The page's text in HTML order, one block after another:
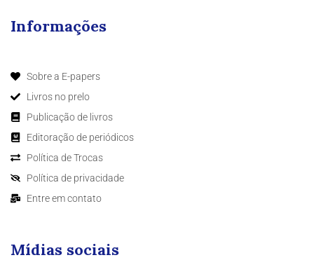
Informações
Sobre a E-papers
Livros no prelo
Publicação de livros
Editoração de periódicos
Política de Trocas
Política de privacidade
Entre em contato
Mídias sociais